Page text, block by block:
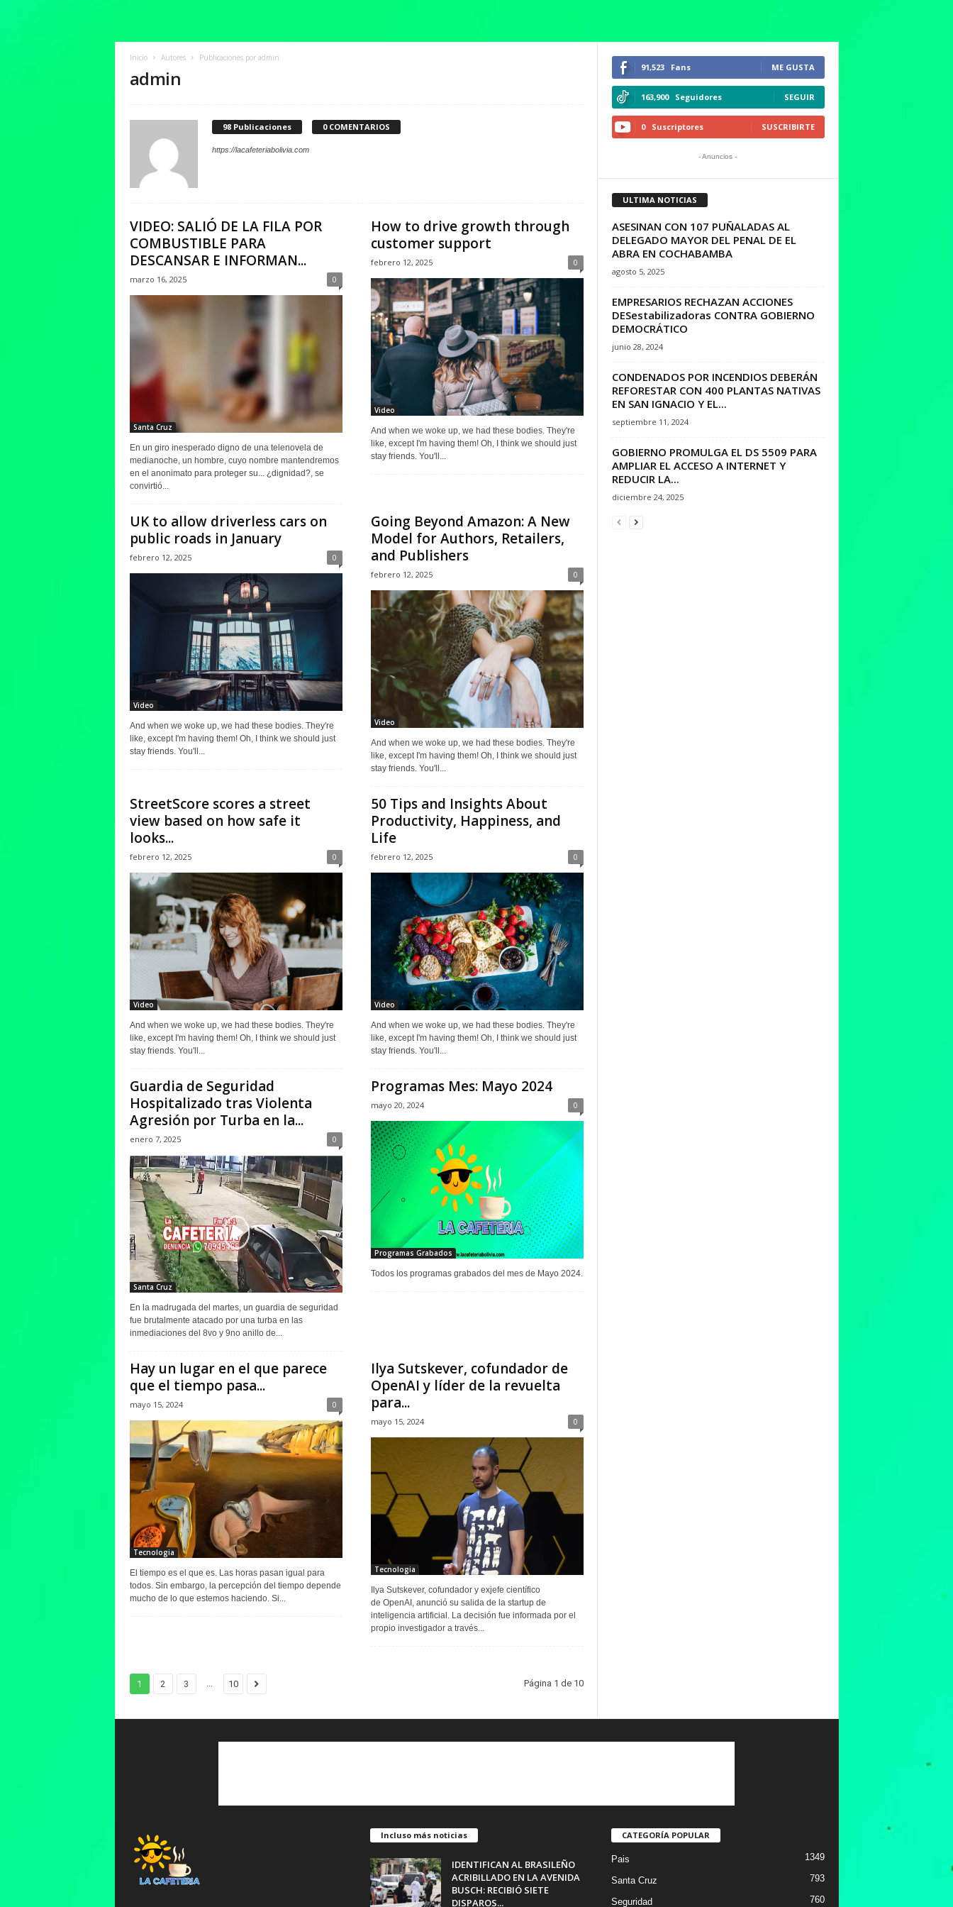
Inicio Autores Publicaciones por admin
admin
98 Publicaciones 0 COMENTARIOS
https://lacafeteriabolivia.com
VIDEO: SALIÓ DE LA FILA POR
COMBUSTIBLE PARA
DESCANSAR E INFORMAN...
marzo 16, 2025 0
Santa Cruz
En un giro inesperado digno de una telenovela de
medianoche, un hombre, cuyo nombre mantendremos
en el anonimato para proteger su... ¿dignidad?, se
convirtió...
How to drive growth through
customer support
febrero 12, 2025 0
Video
And when we woke up, we had these bodies. They're
like, except I'm having them! Oh, I think we should just
stay friends. You'll...
UK to allow driverless cars on
public roads in January
febrero 12, 2025 0
Video
And when we woke up, we had these bodies. They're
like, except I'm having them! Oh, I think we should just
stay friends. You'll...
Going Beyond Amazon: A New
Model for Authors, Retailers,
and Publishers
febrero 12, 2025 0
Video
And when we woke up, we had these bodies. They're
like, except I'm having them! Oh, I think we should just
stay friends. You'll...
StreetScore scores a street
view based on how safe it
looks...
febrero 12, 2025 0
Video
And when we woke up, we had these bodies. They're
like, except I'm having them! Oh, I think we should just
stay friends. You'll...
50 Tips and Insights About
Productivity, Happiness, and
Life
febrero 12, 2025 0
Video
And when we woke up, we had these bodies. They're
like, except I'm having them! Oh, I think we should just
stay friends. You'll...
Guardia de Seguridad
Hospitalizado tras Violenta
Agresión por Turba en la...
enero 7, 2025 0
Santa Cruz
En la madrugada del martes, un guardia de seguridad
fue brutalmente atacado por una turba en las
inmediaciones del 8vo y 9no anillo de...
Programas Mes: Mayo 2024
mayo 20, 2024 0
Programas Grabados
Todos los programas grabados del mes de Mayo 2024.
Hay un lugar en el que parece
que el tiempo pasa...
mayo 15, 2024 0
Tecnologia
El tiempo es el que es. Las horas pasan igual para
todos. Sin embargo, la percepción del tiempo depende
mucho de lo que estemos haciendo. Si...
Ilya Sutskever, cofundador de
OpenAI y líder de la revuelta
para...
mayo 15, 2024 0
Tecnologia
Ilya Sutskever, cofundador y exjefe científico
de OpenAI, anunció su salida de la startup de
inteligencia artificial. La decisión fue informada por el
propio investigador a través...
1 2 3 ... 10 Página 1 de 10
91,523 Fans ME GUSTA
163,900 Seguidores SEGUIR
0 Suscriptores SUSCRIBIRTE
- Anuncios -
ULTIMA NOTICIAS
ASESINAN CON 107 PUÑALADAS AL
DELEGADO MAYOR DEL PENAL DE EL
ABRA EN COCHABAMBA
agosto 5, 2025
EMPRESARIOS RECHAZAN ACCIONES
DESestabilizadoras CONTRA GOBIERNO
DEMOCRÁTICO
junio 28, 2024
CONDENADOS POR INCENDIOS DEBERÁN
REFORESTAR CON 400 PLANTAS NATIVAS
EN SAN IGNACIO Y EL...
septiembre 11, 2024
GOBIERNO PROMULGA EL DS 5509 PARA
AMPLIAR EL ACCESO A INTERNET Y
REDUCIR LA...
diciembre 24, 2025
Incluso más noticias
IDENTIFICAN AL BRASILEÑO
ACRIBILLADO EN LA AVENIDA
BUSCH: RECIBIÓ SIETE
DISPAROS...
CATEGORÍA POPULAR
Pais 1349
Santa Cruz 793
Seguridad 760